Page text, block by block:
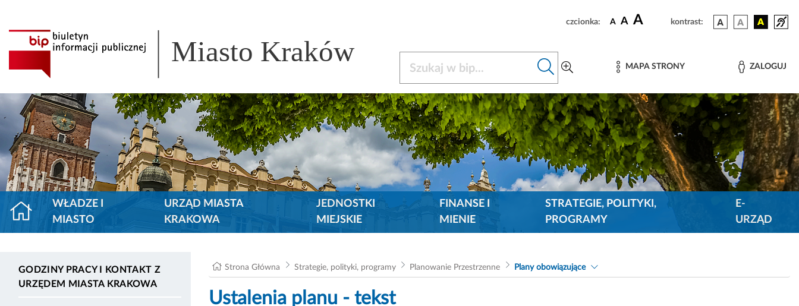
czcionka: A A A kontrast:
Miasto Kraków MAPA STRONY ZALOGUJ
WŁADZE I
MIASTO
URZĄD MIASTA
KRAKOWA
JEDNOSTKI
MIEJSKIE
FINANSE I
MIENIE
STRATEGIE, POLITYKI,
PROGRAMY
E-
URZĄD
GODZINY PRACY I KONTAKT Z
URZĘDEM MIASTA KRAKOWA
Strona Główna Strategie, polityki, programy Planowanie Przestrzenne Plany obowiązujące
Ustalenia planu - tekst